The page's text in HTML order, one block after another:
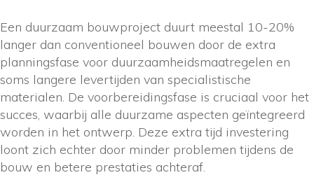
Een duurzaam bouwproject duurt meestal 10-20%
langer dan conventioneel bouwen door de extra
planningsfase voor duurzaamheidsmaatregelen en
soms langere levertijden van specialistische
materialen. De voorbereidingsfase is cruciaal voor het
succes, waarbij alle duurzame aspecten geïntegreerd
worden in het ontwerp. Deze extra tijd investering
loont zich echter door minder problemen tijdens de
bouw en betere prestaties achteraf.